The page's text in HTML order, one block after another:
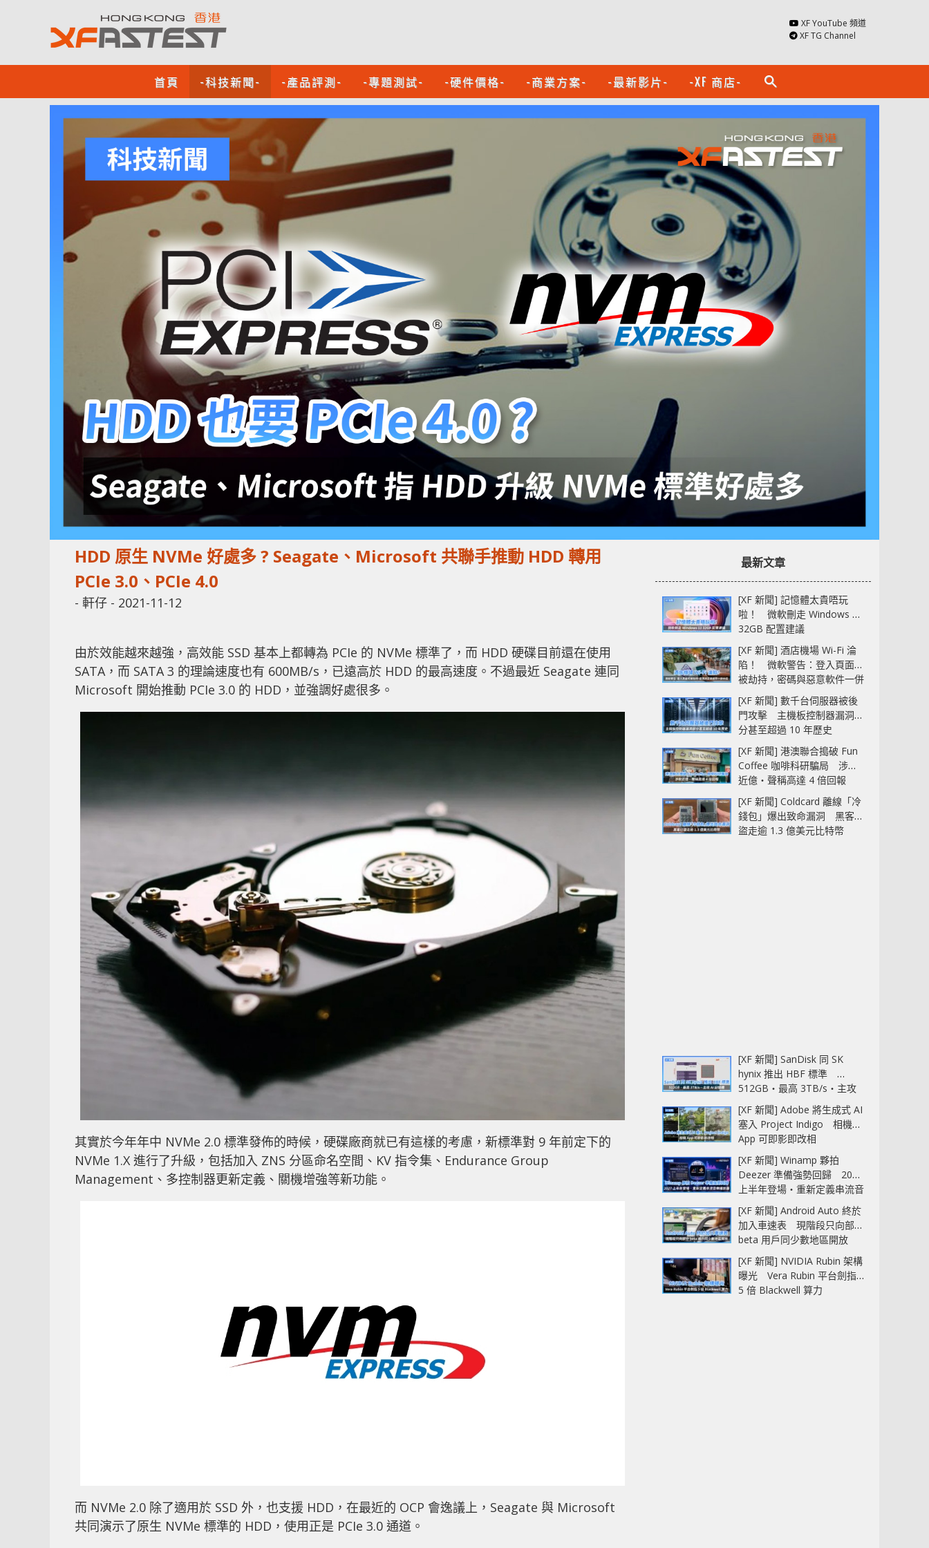
XF YouTube 頻道
XF TG Channel
首頁 -科技新聞- -產品評測- -專題測試- -硬件價格- -商業方案- -最新影片- -XF 商店- search
HDD 原生 NVMe 好處多 ? Seagate、Microsoft 共聯手推動 HDD 轉用
PCIe 3.0、PCIe 4.0
- 軒仔 - 2021-11-12
由於效能越來越強，高效能 SSD 基本上都轉為 PCIe 的 NVMe 標準了，而 HDD 硬碟目前還在使用
SATA，而 SATA 3 的理論速度也有 600MB/s，已遠高於 HDD 的最高速度。不過最近 Seagate 連同
Microsoft 開始推動 PCIe 3.0 的 HDD，並強調好處很多。
其實於今年年中 NVMe 2.0 標準發佈的時候，硬碟廠商就已有這樣的考慮，新標準對 9 年前定下的
NVMe 1.X 進行了升級，包括加入 ZNS 分區命名空間、KV 指令集、Endurance Group
Management、多控制器更新定義、關機增強等新功能。
而 NVMe 2.0 除了適用於 SSD 外，也支援 HDD，在最近的 OCP 會逸議上，Seagate 與 Microsoft
共同演示了原生 NVMe 標準的 HDD，使用正是 PCIe 3.0 通道。
最新文章
[XF 新聞] 記憶體太貴唔玩
啦！ 微軟刪走 Windows 11
32GB 配置建議
[XF 新聞] 酒店機場 Wi-Fi 淪
陷！ 微軟警告：登入頁面可
被劫持，密碼與惡意軟件一併
中招
[XF 新聞] 數千台伺服器被後
門攻擊 主機板控制器漏洞部
分甚至超過 10 年歷史
[XF 新聞] 港澳聯合搗破 Fun
Coffee 咖啡科研騙局 涉款
近億‧聲稱高達 4 倍回報
[XF 新聞] Coldcard 離線「冷
錢包」爆出致命漏洞 黑客已
盜走逾 1.3 億美元比特幣
[XF 新聞] SanDisk 同 SK
hynix 推出 HBF 標準
512GB‧最高 3TB/s‧主攻
AI 記憶體
[XF 新聞] Adobe 將生成式 AI
塞入 Project Indigo 相機
App 可即影即改相
[XF 新聞] Winamp 夥拍
Deezer 準備強勢回歸 2027
上半年登場‧重新定義串流音
樂播放器
[XF 新聞] Android Auto 終於
加入車速表 現階段只向部分
beta 用戶同少數地區開放
[XF 新聞] NVIDIA Rubin 架構
曝光 Vera Rubin 平台劍指
5 倍 Blackwell 算力